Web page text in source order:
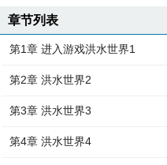
章节列表
第1章 进入游戏洪水世界1
第2章 洪水世界2
第3章 洪水世界3
第4章 洪水世界4